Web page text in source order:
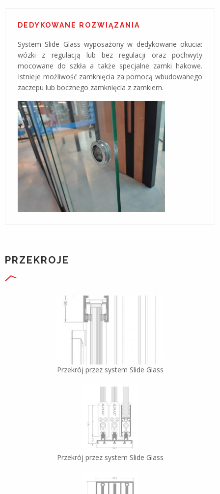
DEDYKOWANE ROZWIĄZANIA
System Slide Glass wyposażony w dedykowane okucia:
wózki z regulacją lub bez regulacji oraz pochwyty
mocowane do szkła a także specjalne zamki hakowe.
Istnieje możliwość zamknięcia za pomocą wbudowanego
zaczepu lub bocznego zamknięcia z zamkiem.
PRZEKROJE
Przekrój przez system Slide Glass
Przekrój przez system Slide Glass